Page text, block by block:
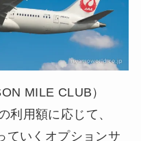
MILE CLUB）
利用額に応じて、
ていくオプションサ